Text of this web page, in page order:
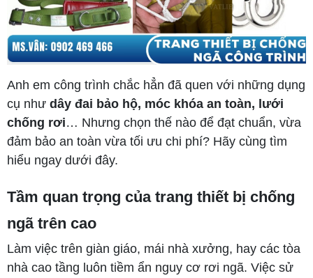
Anh em công trình chắc hẳn đã quen với những dụng
cụ như dây đai bảo hộ, móc khóa an toàn, lưới
chống rơi… Nhưng chọn thế nào để đạt chuẩn, vừa
đảm bảo an toàn vừa tối ưu chi phí? Hãy cùng tìm
hiểu ngay dưới đây.
Tầm quan trọng của trang thiết bị chống
ngã trên cao
Làm việc trên giàn giáo, mái nhà xưởng, hay các tòa
nhà cao tầng luôn tiềm ẩn nguy cơ rơi ngã. Việc sử